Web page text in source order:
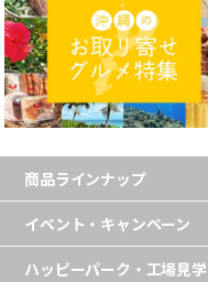
商品ラインナップ
イベント・キャンペーン
ハッピーパーク・工場見学